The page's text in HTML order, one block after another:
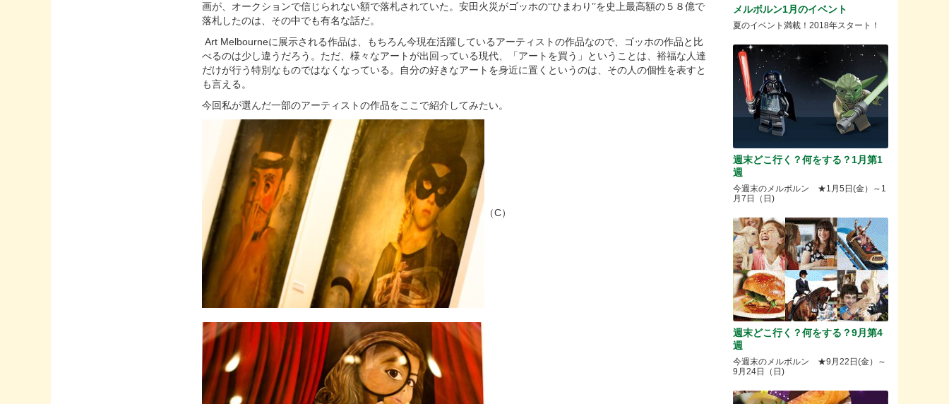
画が、オークションで信じられない額で落札されていた。安田火災がゴッホの‘‘ひまわり’’を史上最高額の５８億で
落札したのは、その中でも有名な話だ。
Art Melbourneに展示される作品は、もちろん今現在活躍しているアーティストの作品なので、ゴッホの作品と比
べるのは少し違うだろう。ただ、様々なアートが出回っている現代、「アートを買う」ということは、裕福な人達
だけが行う特別なものではなくなっている。自分の好きなアートを身近に置くというのは、その人の個性を表すと
も言える。
今回私が選んだ一部のアーティストの作品をここで紹介してみたい。
（C）
メルボルン1月のイベント
夏のイベント満載！2018年スタート！
週末どこ行く？何をする？1月第1
週
今週末のメルボルン ★1月5日(金）～1
月7日（日)
週末どこ行く？何をする？9月第4
週
今週末のメルボルン ★9月22日(金）～
9月24日（日)